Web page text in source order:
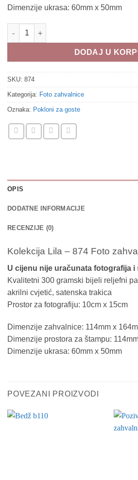
Dimenzije ukrasa: 60mm x 50mm
874 Foto zahvalnica količina
DODAJ U
SKU: 874
Kategorija: Foto zahvalnice
Oznaka: Pokloni za goste
OPIS
DODATNE INFORMACIJE
RECENZIJE (0)
Kolekcija Lila – 874 Foto
U cijenu nije uračunata fotografija i
Kvalitetni 300 gramski bijeli reljefni
akrilni cvjetić, satenska trakica
Prostor za fotografiju: 10cm x 15cm
Dimenzije zahvalnice: 114mm x
Dimenzije prostora za štampu:
Dimenzije ukrasa: 60mm x 50mm
POVEZANI PROIZVODI